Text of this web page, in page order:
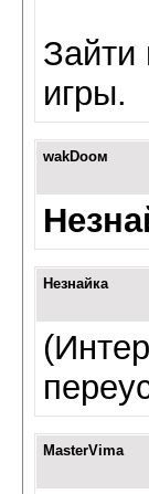
Зайти
игры.
wаkDоом
Незнайка
MasterVima